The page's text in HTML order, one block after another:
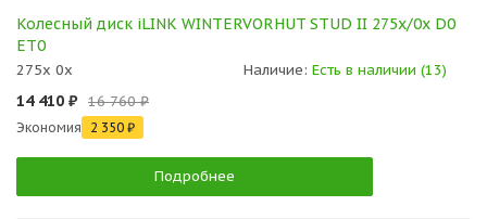
Колесный диск iLINK WINTERVORHUT STUD II 275x/0x D0
ET0
275x 0x Наличие: Есть в наличии (13)
14 410 ₽ 16 760 ₽
Экономия 2 350 ₽
Подробнее